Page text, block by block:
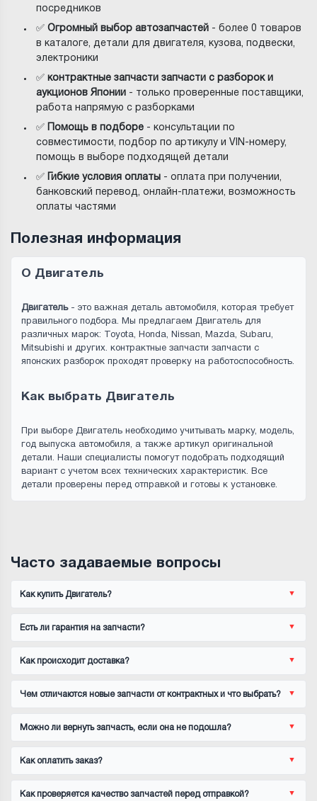
посредников
✅Огромный выбор автозапчастей - более 0 товаров
в каталоге, детали для двигателя, кузова, подвески,
электроники
✅ контрактные запчасти запчасти с разборок и
аукционов Японии - только проверенные поставщики,
работа напрямую с разборками
✅ Помощь в подборе - консультации по
совместимости, подбор по артикулу и VIN-номеру,
помощь в выборе подходящей детали
✅ Гибкие условия оплаты - оплата при получении,
банковский перевод, онлайн-платежи, возможность
оплаты частями
Полезная информация
О Двигатель
Двигатель- это важная деталь автомобиля, которая требует
правильного подбора. Мы предлагаем Двигатель для
различных марок: Toyota, Honda, Nissan, Mazda, Subaru,
Mitsubishi и других. контрактные запчасти запчасти с
японских разборок проходят проверку на работоспособность.
Как выбрать Двигатель
При выборе Двигатель необходимо учитывать марку, модель,
год выпуска автомобиля, а также артикул оригинальной
детали. Наши специалисты помогут подобрать подходящий
вариант с учетом всех технических характеристик. Все
детали проверены перед отправкой и готовы к установке.
Часто задаваемые вопросы
Как купить Двигатель?
Есть ли гарантия на запчасти?
Как происходит доставка?
Чем отличаются новые запчасти от контрактных и что выбрать?
Можно ли вернуть запчасть, если она не подошла?
Как оплатить заказ?
Как проверяется качество запчастей перед отправкой?